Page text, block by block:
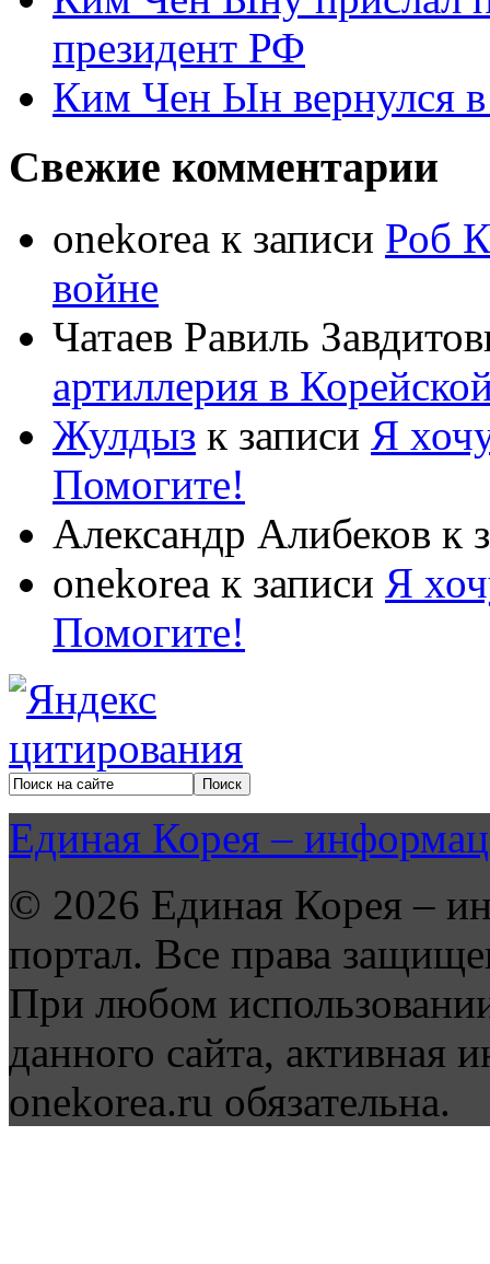
президент РФ
Ким Чен Ын вернулся
Свежие комментарии
onekorea к записи Роб
войне
Чатаев Равиль
артиллерия в
Жулдыз к записи Я
Помогите!
Александр Алибеков к
onekorea к записи Я
Помогите!
Единая Корея –
© 2026 Единая Корея –
портал. Все права
При любом
данного сайта, активная
onekorea.ru обязательна.